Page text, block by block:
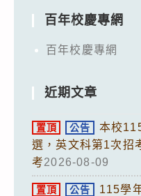
百年校慶專網
百年校慶專網
近期文章
置頂 公告
本校
選，英文科第1次招
考2026-08-09
置頂 公告
115學